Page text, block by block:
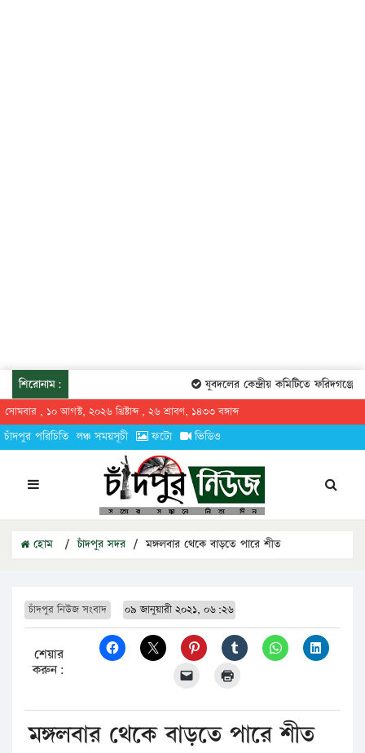
শিরোনাম: যুবদলের কেন্দ্রীয় কমিটিতে ফরিদগঞ্জের
সোমবার , ১০ আগস্ট, ২০২৬ খ্রিষ্টাব্দ , ২৬ শ্রাবণ, ১৪৩৩ বঙ্গাব্দ
চাঁদপুর পরিচিতি লঞ্চ সময়সূচী ফটো ভিডিও
হোম / চাঁদপুর সদর / মঙ্গলবার থেকে বাড়তে পারে শীত
চাঁদপুর নিউজ সংবাদ ০৯ জানুয়ারী ২০২১, ০৬:২৬
শেয়ার
করুন:
মঙ্গলবার থেকে বাড়তে পারে শীত